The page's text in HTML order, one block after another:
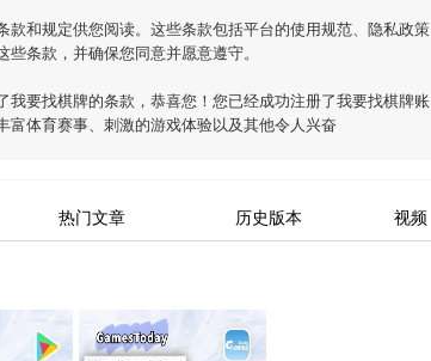
款和规定供您阅读。这些条款包括平台的使用规范、隐私政策
条款，并确保您同意并愿意遵守。
我要找棋牌的条款，恭喜您！您已经成功注册了我要找棋牌账
富体育赛事、刺激的游戏体验以及其他令人兴奋
热门文章 历史版本 视频